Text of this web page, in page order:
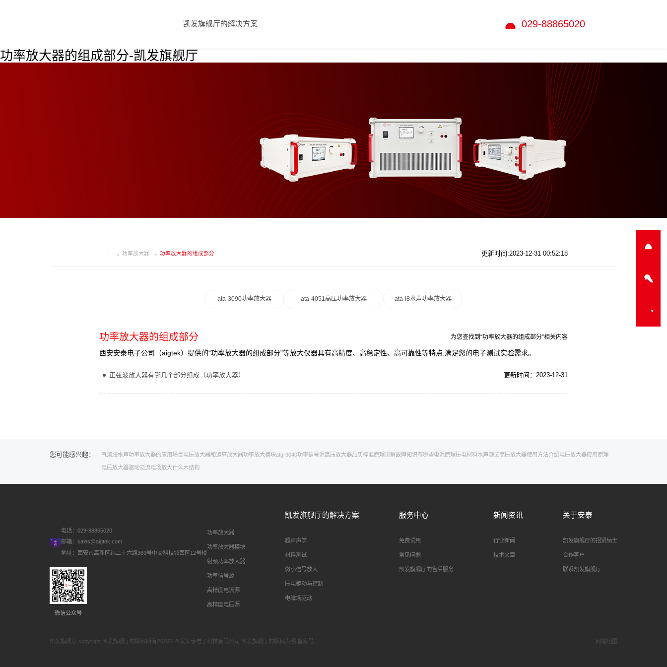
功率放大器的组成部分-凯发旗舰厅
凯发旗舰厅的解决方案 029-88865020
功率放大器 功率放大器的组成部分 更新时间:2023-12-31 00:52:18
ata-3090功率放大器 ata-4051高压功率放大器 ata-l8水声功率放大器
功率放大器的组成部分 为您查找到“功率放大器的组成部分”相关内容
西安安泰电子公司（aigtek）提供的“功率放大器的组成部分”等放大仪器具有高精度、高稳定性、高可靠性等特点,满足您的电子测试实验需求。
正弦波放大器有哪几个部分组成（功率放大器） 更新时间：2023-12-31
您可能感兴趣： 气溶胶水声功率放大器的应用场景电压放大器和运算放大器功率放大模块atg-3040功率信号源高压放大器品质标准原理讲解故障知识有哪些电源原理 压电材料水声测试高压放大器使用方法介绍电压放大器应用原理
电压放大器驱动交流电场放大什么木结构
电话：029-88865020
邮箱： sales@aigtek.com
地址：西安市高新区纬二十六路369号中交科技城西区12号楼
微信公众号
功率放大器
功率放大器模块
射频功率放大器
功率信号源
高精度电流源
高精度电压源
凯发旗舰厅的解决方案
超声声学
材料测试
微小信号放大
压电驱动与控制
电磁场驱动
服务中心
免费试用
常见问题
凯发旗舰厅的售后服务
新闻资讯
行业新闻
技术文章
关于安泰
凯发旗舰厅的招贤纳士
合作客户
联系凯发旗舰厅
凯发旗舰厅 copyright 凯发旗舰厅的版权所有©2023 西安安泰电子科技有限公司 凯发旗舰厅的版权声明 备案号： 网站地图